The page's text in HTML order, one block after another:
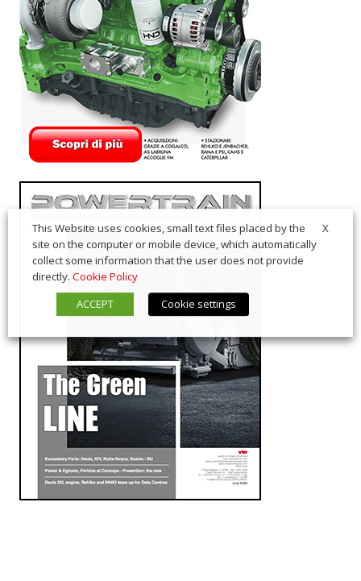
X
This Website uses cookies, small text files placed by the
site on the computer or mobile device, which automatically
collect some information that the user does not provide
directly. Cookie Policy
ACCEPT
Cookie settings